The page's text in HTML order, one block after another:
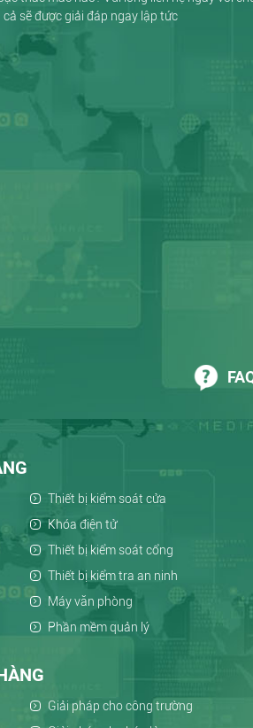
cả sẽ được giải đáp ngay lập tức
Thiết bị kiểm soát cửa
Khóa điện tử
Thiết bị kiểm soát cổng
Thiết bị kiểm tra an ninh
Máy văn phòng
Phần mềm quản lý
Giải pháp cho công trường